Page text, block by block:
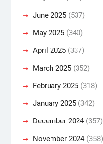
June 2025(537)
May 2025(340)
April 2025(337)
March 2025(352)
February 2025(318)
January 2025(342)
December 2024(357)
November 2024(358)